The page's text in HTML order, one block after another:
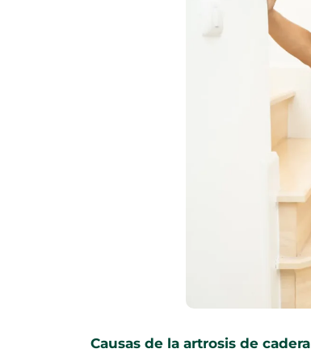
Causas de la artrosis de cadera